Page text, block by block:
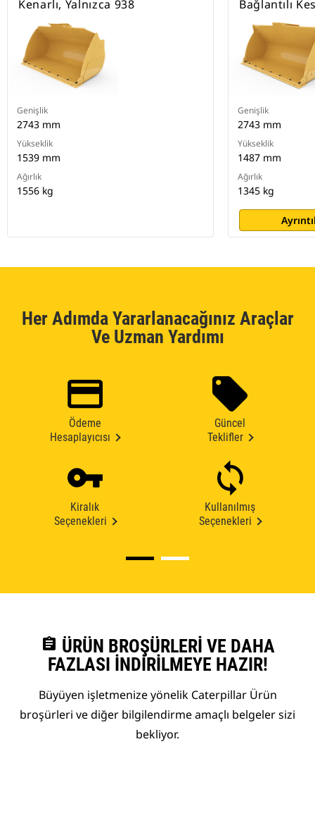
Kenarlı, Yalnızca 938
Genişlik
2743 mm
Yükseklik
1539 mm
Ağırlık
1556 kg
Bağlantılı
Genişlik
2743 mm
Yükseklik
1487 mm
Ağırlık
1345 kg
Her Adımda Yararlanacağınız Araçlar
Ve Uzman Yardımı
Ödeme
Hesaplayıcısı
Güncel
Teklifler
Kiralık
Seçenekleri
Kullanılmış
Seçenekleri
assignment ÜRÜN BROŞÜRLERI VE DAHA
FAZLASI İNDIRILMEYE HAZIR!
Büyüyen işletmenize yönelik Caterpillar Ürün
broşürleri ve diğer bilgilendirme amaçlı belgeler sizi
bekliyor.